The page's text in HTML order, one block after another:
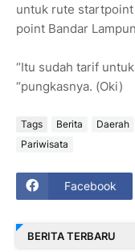
untuk rute
point Bandar
“Itu sudah tarif
“pungkasnya. (Oki)
Tags Berita Daerah
Pariwisata
Facebook
BERITA TERBARU